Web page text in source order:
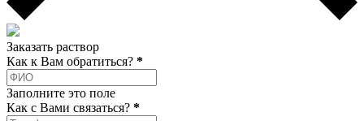
Заказать раствор
Как к Вам обратиться? *
Заполните это поле
Как c Вами связаться? *